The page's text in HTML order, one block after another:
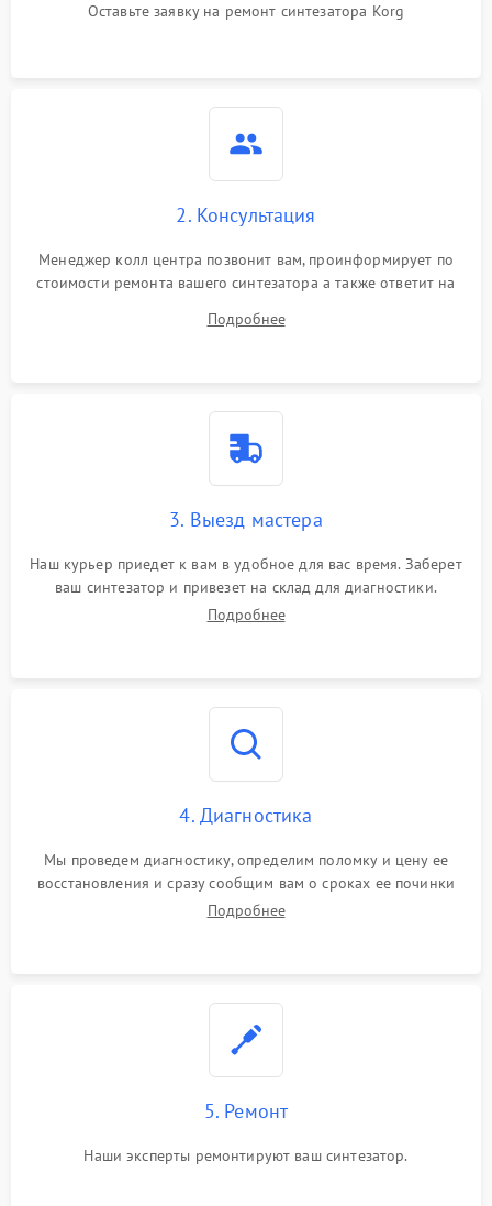
Оставьте заявку на ремонт синтезатора Korg
2. Консультация
Менеджер колл центра позвонит вам, проинформирует по
стоимости ремонта вашего синтезатора а также ответит на
Подробнее
3. Выезд мастера
Наш курьер приедет к вам в удобное для вас время. Заберет
ваш синтезатор и привезет на склад для диагностики.
Подробнее
4. Диагностика
Мы проведем диагностику, определим поломку и цену ее
восстановления и сразу сообщим вам о сроках ее починки
Подробнее
5. Ремонт
Наши эксперты ремонтируют ваш синтезатор.